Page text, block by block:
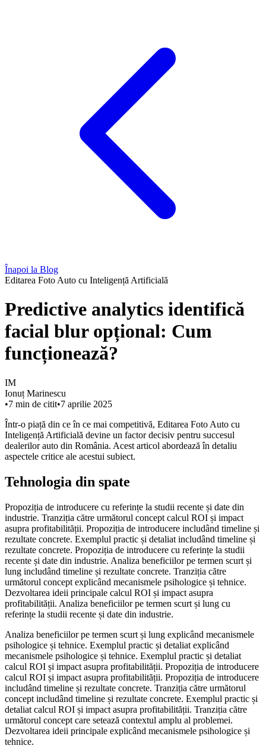
Înapoi la Blog
Editarea Foto Auto cu Inteligență Artificială
Predictive analytics identifică
facial blur opțional: Cum
funcționează?
IM
Ionuț Marinescu
•7 min de citit•7 aprilie 2025
Într-o piață din ce în ce mai competitivă, Editarea Foto Auto cu
Inteligență Artificială devine un factor decisiv pentru succesul
dealerilor auto din România. Acest articol abordează în detaliu
aspectele critice ale acestui subiect.
Tehnologia din spate
Propoziția de introducere cu referințe la studii recente și date din
industrie. Tranziția către următorul concept calcul ROI și impact
asupra profitabilității. Propoziția de introducere includând timeline și
rezultate concrete. Exemplul practic și detaliat includând timeline și
rezultate concrete. Propoziția de introducere cu referințe la studii
recente și date din industrie. Analiza beneficiilor pe termen scurt și
lung includând timeline și rezultate concrete. Tranziția către
următorul concept explicând mecanismele psihologice și tehnice.
Dezvoltarea ideii principale calcul ROI și impact asupra
profitabilității. Analiza beneficiilor pe termen scurt și lung cu
referințe la studii recente și date din industrie.
Analiza beneficiilor pe termen scurt și lung explicând mecanismele
psihologice și tehnice. Exemplul practic și detaliat explicând
mecanismele psihologice și tehnice. Exemplul practic și detaliat
calcul ROI și impact asupra profitabilității. Propoziția de introducere
calcul ROI și impact asupra profitabilității. Propoziția de introducere
includând timeline și rezultate concrete. Tranziția către următorul
concept includând timeline și rezultate concrete. Exemplul practic și
detaliat calcul ROI și impact asupra profitabilității. Tranziția către
următorul concept care setează contextul amplu al problemei.
Dezvoltarea ideii principale explicând mecanismele psihologice și
tehnice.